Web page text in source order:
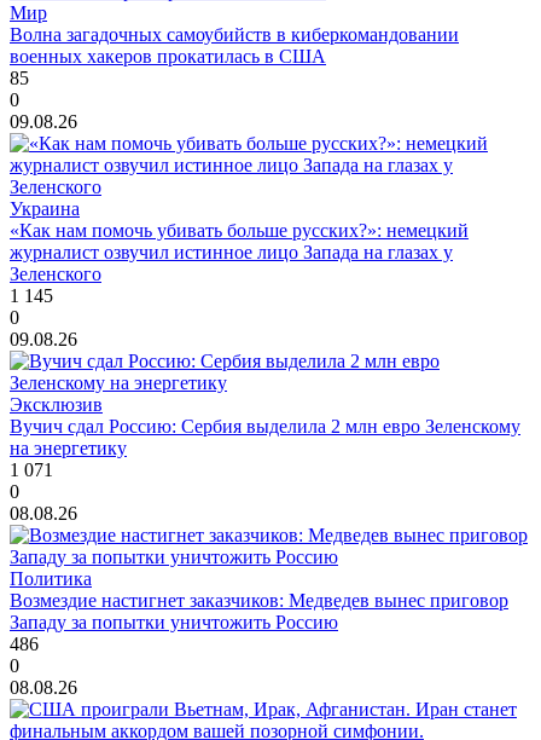
Мир
Волна загадочных самоубийств в киберкомандовании
военных хакеров прокатилась в США
85
0
09.08.26
Украина
«Как нам помочь убивать больше русских?»: немецкий
журналист озвучил истинное лицо Запада на глазах у
Зеленского
1 145
0
09.08.26
Эксклюзив
Вучич сдал Россию: Сербия выделила 2 млн евро Зеленскому
на энергетику
1 071
0
08.08.26
Политика
Возмездие настигнет заказчиков: Медведев вынес приговор
Западу за попытки уничтожить Россию
486
0
08.08.26